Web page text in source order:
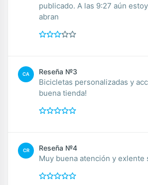
publicado. A las 9:27 aún
abran
CA Reseña №3
Bicicletas personalizadas y
buena tienda!
CR Reseña №4
Muy buena atención y exlente